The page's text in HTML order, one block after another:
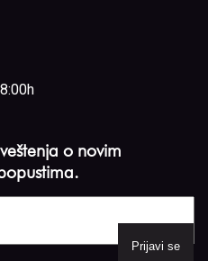
o novim